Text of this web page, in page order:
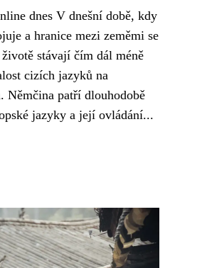
dnes V dnešní době, kdy
a hranice mezi zeměmi se
stávají čím dál méně
cizích jazyků na
Němčina patří dlouhodobě
jazyky a její ovládání...